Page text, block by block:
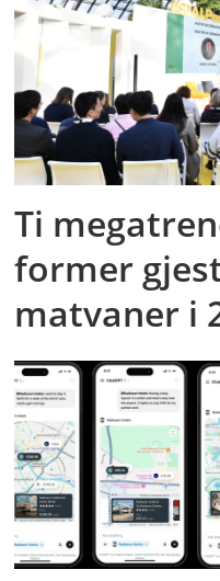
Ti
former
matvaner i